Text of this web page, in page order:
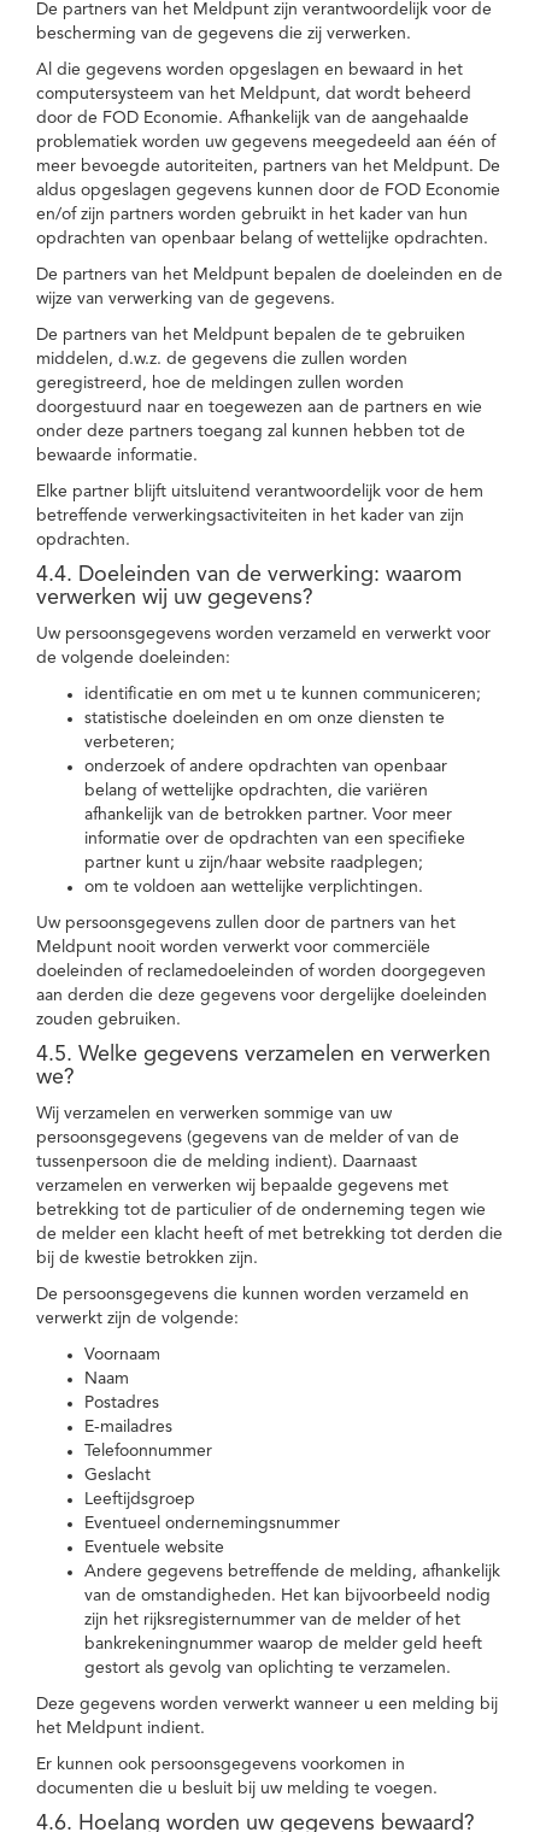
De partners van het Meldpunt zijn verantwoordelijk voor de
bescherming van de gegevens die zij verwerken.
Al die gegevens worden opgeslagen en bewaard in het
computersysteem van het Meldpunt, dat wordt beheerd
door de FOD Economie. Afhankelijk van de aangehaalde
problematiek worden uw gegevens meegedeeld aan één of
meer bevoegde autoriteiten, partners van het Meldpunt. De
aldus opgeslagen gegevens kunnen door de FOD Economie
en/of zijn partners worden gebruikt in het kader van hun
opdrachten van openbaar belang of wettelijke opdrachten.
De partners van het Meldpunt bepalen de doeleinden en de
wijze van verwerking van de gegevens.
De partners van het Meldpunt bepalen de te gebruiken
middelen, d.w.z. de gegevens die zullen worden
geregistreerd, hoe de meldingen zullen worden
doorgestuurd naar en toegewezen aan de partners en wie
onder deze partners toegang zal kunnen hebben tot de
bewaarde informatie.
Elke partner blijft uitsluitend verantwoordelijk voor de hem
betreffende verwerkingsactiviteiten in het kader van zijn
opdrachten.
4.4. Doeleinden van de verwerking: waarom
verwerken wij uw gegevens?
Uw persoonsgegevens worden verzameld en verwerkt voor
de volgende doeleinden:
identificatie en om met u te kunnen communiceren;
statistische doeleinden en om onze diensten te
verbeteren;
onderzoek of andere opdrachten van openbaar
belang of wettelijke opdrachten, die variëren
afhankelijk van de betrokken partner. Voor meer
informatie over de opdrachten van een specifieke
partner kunt u zijn/haar website raadplegen;
om te voldoen aan wettelijke verplichtingen.
Uw persoonsgegevens zullen door de partners van het
Meldpunt nooit worden verwerkt voor commerciële
doeleinden of reclamedoeleinden of worden doorgegeven
aan derden die deze gegevens voor dergelijke doeleinden
zouden gebruiken.
4.5. Welke gegevens verzamelen en verwerken
we?
Wij verzamelen en verwerken sommige van uw
persoonsgegevens (gegevens van de melder of van de
tussenpersoon die de melding indient). Daarnaast
verzamelen en verwerken wij bepaalde gegevens met
betrekking tot de particulier of de onderneming tegen wie
de melder een klacht heeft of met betrekking tot derden die
bij de kwestie betrokken zijn.
De persoonsgegevens die kunnen worden verzameld en
verwerkt zijn de volgende:
Voornaam
Naam
Postadres
E-mailadres
Telefoonnummer
Geslacht
Leeftijdsgroep
Eventueel ondernemingsnummer
Eventuele website
Andere gegevens betreffende de melding, afhankelijk
van de omstandigheden. Het kan bijvoorbeeld nodig
zijn het rijksregisternummer van de melder of het
bankrekeningnummer waarop de melder geld heeft
gestort als gevolg van oplichting te verzamelen.
Deze gegevens worden verwerkt wanneer u een melding bij
het Meldpunt indient.
Er kunnen ook persoonsgegevens voorkomen in
documenten die u besluit bij uw melding te voegen.
4.6. Hoelang worden uw gegevens bewaard?